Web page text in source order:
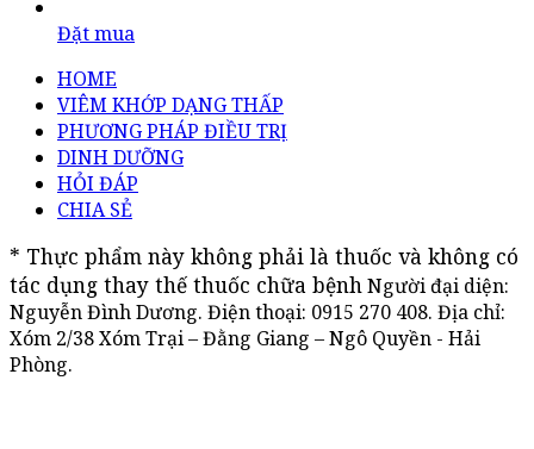
Đặt mua
HOME
VIÊM KHỚP DẠNG THẤP
PHƯƠNG PHÁP ĐIỀU TRỊ
DINH DƯỠNG
HỎI ĐÁP
CHIA SẺ
* Thực phẩm này không phải là thuốc và không có
tác dụng thay thế thuốc chữa bệnhNgười đại diện:
Nguyễn Đình Dương. Điện thoại: 0915 270 408. Địa chỉ:
Xóm 2/38 Xóm Trại – Đằng Giang – Ngô Quyền - Hải
Phòng.